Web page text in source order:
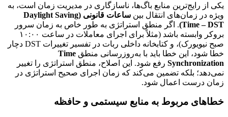
یکی از رایج‌ترین منابع باگ‌ها، ناسازگاری در مدیریت زمان است، به
ویژه در زمان‌های انتقال بین
ساعات قانونی (Daylight Saving
Time – DST) . اگر منطق استراتژی به طور خاص به زمان سرور
بروکر وابسته باشد (مثلاً برای اجرای معاملات در ساعت ۱۰:۰۰
صبح نیویورک)، و کتابخانه داخلی ربات در تفسیر تغییرات DST دچار
خطا شود، این خطا باید با به‌روزرسانی منطق Time
Synchronization رفع شود. این اصلاح، منطق استراتژی را تغییر
نمی‌دهد؛ بلکه تضمین می‌کند که زمان اجرای صحیح استراتژی در
زمان درست اعمال شود.
خطاهای مربوط به منابع سیستمی و حافظه